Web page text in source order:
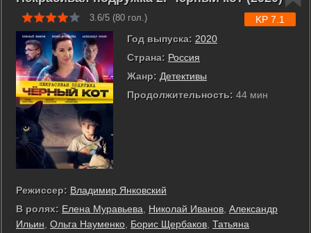
3.6/5 (80 гол.)
Год выпуска: 2020
Страна: Россия
Жанр: Детективы
Продолжительность: 44 мин
KP 7.1
Режиссер: Владимир Янковский
В ролях: Елена Муравьева Николай Иванов Александр
Ильин Ольга Науменко Борис Щербаков Татьяна